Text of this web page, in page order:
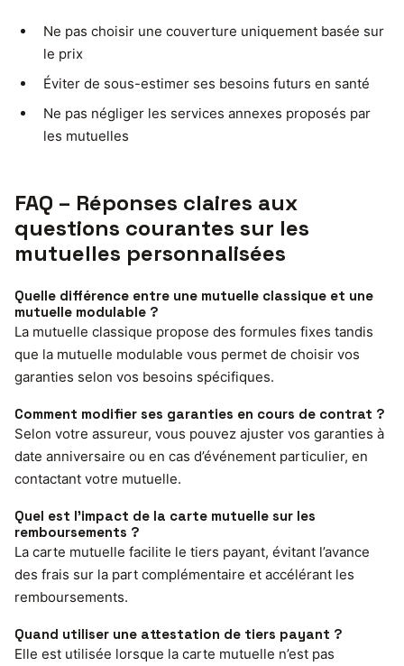
Ne pas choisir une couverture uniquement basée sur
le prix
Éviter de sous-estimer ses besoins futurs en santé
Ne pas négliger les services annexes proposés par
les mutuelles
FAQ – Réponses claires aux
questions courantes sur les
mutuelles personnalisées
Quelle différence entre une mutuelle classique et une
mutuelle modulable ?
La mutuelle classique propose des formules fixes tandis
que la mutuelle modulable vous permet de choisir vos
garanties selon vos besoins spécifiques.
Comment modifier ses garanties en cours de contrat ?
Selon votre assureur, vous pouvez ajuster vos garanties à
date anniversaire ou en cas d’événement particulier, en
contactant votre mutuelle.
Quel est l’impact de la carte mutuelle sur les
remboursements ?
La carte mutuelle facilite le tiers payant, évitant l’avance
des frais sur la part complémentaire et accélérant les
remboursements.
Quand utiliser une attestation de tiers payant ?
Elle est utilisée lorsque la carte mutuelle n’est pas